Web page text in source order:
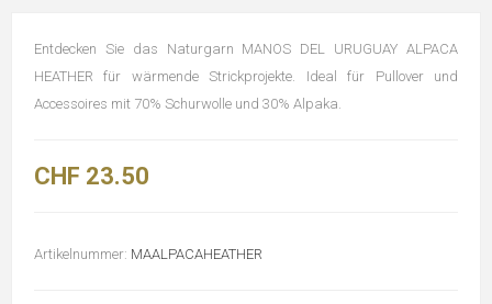
Entdecken Sie das Naturgarn MANOS DEL URUGUAY ALPACA
HEATHER für wärmende Strickprojekte. Ideal für Pullover und
Accessoires mit 70% Schurwolle und 30% Alpaka.
CHF 23.50
Artikelnummer: MAALPACAHEATHER